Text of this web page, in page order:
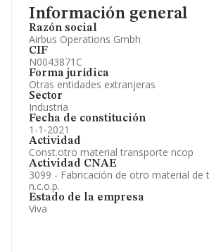
Información general
Razón social
Airbus Operations Gmbh
CIF
N0043871C
Forma jurídica
Otras entidades extranjeras
Sector
Industria
Fecha de constitución
1-1-2021
Actividad
Const.otro material transporte ncop
Actividad CNAE
3099 - Fabricación de otro material de
n.c.o.p.
Estado de la empresa
Viva
Información oficial y registral